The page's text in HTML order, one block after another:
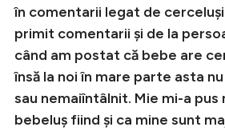
în comentarii legat de
primit comentarii și de la
când am postat că bebe are
însă la noi în mare parte asta
sau nemaiîntâlnit. Mie mi-a pus
bebeluș fiind și ca mine sunt